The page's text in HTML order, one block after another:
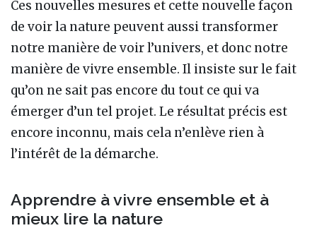
Ces nouvelles mesures et cette nouvelle façon
de voir la nature peuvent aussi transformer
notre manière de voir l’univers, et donc notre
manière de vivre ensemble. Il insiste sur le fait
qu’on ne sait pas encore du tout ce qui va
émerger d’un tel projet. Le résultat précis est
encore inconnu, mais cela n’enlève rien à
l’intérêt de la démarche.
Apprendre à vivre ensemble et à
mieux lire la nature